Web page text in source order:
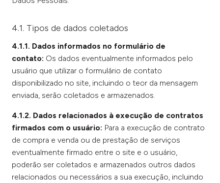
4.1. Tipos de dados coletados
4.1.1. Dados informados no formulário de
contato: Os dados eventualmente informados pelo
usuário que utilizar o formulário de contato
disponibilizado no site, incluindo o teor da mensagem
enviada, serão coletados e armazenados.
4.1.2. Dados relacionados à execução de contratos
firmados com o usuário: Para a execução de contrato
de compra e venda ou de prestação de serviços
eventualmente firmado entre o site e o usuário,
poderão ser coletados e armazenados outros dados
relacionados ou necessários a sua execução, incluindo